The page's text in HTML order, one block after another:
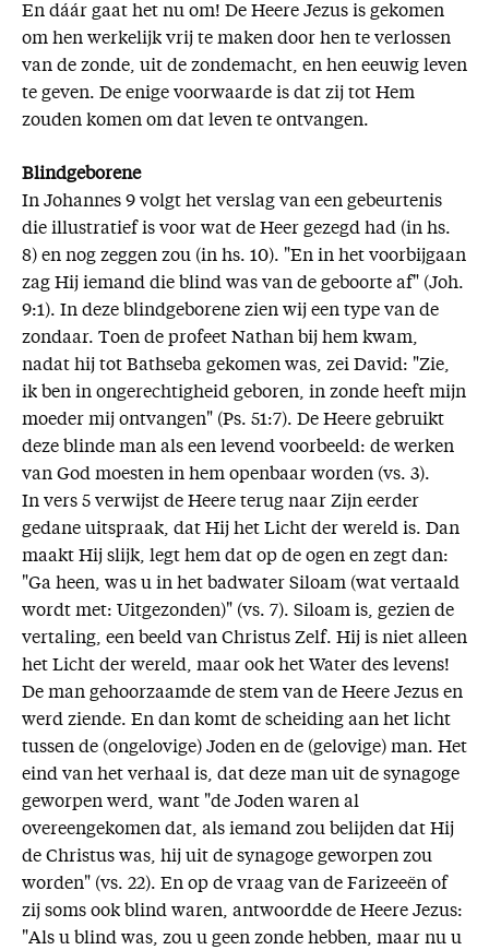
En dáár gaat het nu om! De Heere Jezus is gekomen
om hen werkelijk vrij te maken door hen te verlossen
van de zonde, uit de zondemacht, en hen eeuwig leven
te geven. De enige voorwaarde is dat zij tot Hem
zouden komen om dat leven te ontvangen.
Blindgeborene
In Johannes 9 volgt het verslag van een gebeurtenis
die illustratief is voor wat de Heer gezegd had (in hs.
8) en nog zeggen zou (in hs. 10). "En in het voorbijgaan
zag Hij iemand die blind was van de geboorte af" (Joh.
9:1). In deze blindgeborene zien wij een type van de
zondaar. Toen de profeet Nathan bij hem kwam,
nadat hij tot Bathseba gekomen was, zei David: "Zie,
ik ben in ongerechtigheid geboren, in zonde heeft mijn
moeder mij ontvangen" (Ps. 51:7). De Heere gebruikt
deze blinde man als een levend voorbeeld: de werken
van God moesten in hem openbaar worden (vs. 3).
In vers 5 verwijst de Heere terug naar Zijn eerder
gedane uitspraak, dat Hij het Licht der wereld is. Dan
maakt Hij slijk, legt hem dat op de ogen en zegt dan:
"Ga heen, was u in het badwater Siloam (wat vertaald
wordt met: Uitgezonden)" (vs. 7). Siloam is, gezien de
vertaling, een beeld van Christus Zelf. Hij is niet alleen
het Licht der wereld, maar ook het Water des levens!
De man gehoorzaamde de stem van de Heere Jezus en
werd ziende. En dan komt de scheiding aan het licht
tussen de (ongelovige) Joden en de (gelovige) man. Het
eind van het verhaal is, dat deze man uit de synagoge
geworpen werd, want "de Joden waren al
overeengekomen dat, als iemand zou belijden dat Hij
de Christus was, hij uit de synagoge geworpen zou
worden" (vs. 22). En op de vraag van de Farizeeën of
zij soms ook blind waren, antwoordde de Heere Jezus:
"Als u blind was, zou u geen zonde hebben, maar nu u